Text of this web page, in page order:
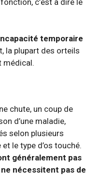
temporaire
la plupart des orteils
médical.
chute, un coup de
d’une maladie,
selon plusieurs
le type d’os touché.
généralement pas
nécessitent pas de